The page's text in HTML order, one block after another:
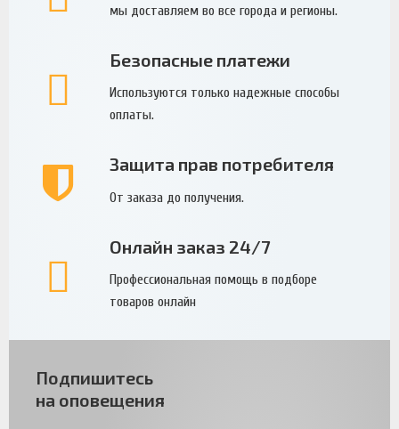
мы доставляем во все города и регионы.
Безопасные платежи
Используются только надежные способы
оплаты.
Защита прав потребителя
От заказа до получения.
Онлайн заказ 24/7
Профессиональная помощь в подборе
товаров онлайн
Подпишитесь
на оповещения